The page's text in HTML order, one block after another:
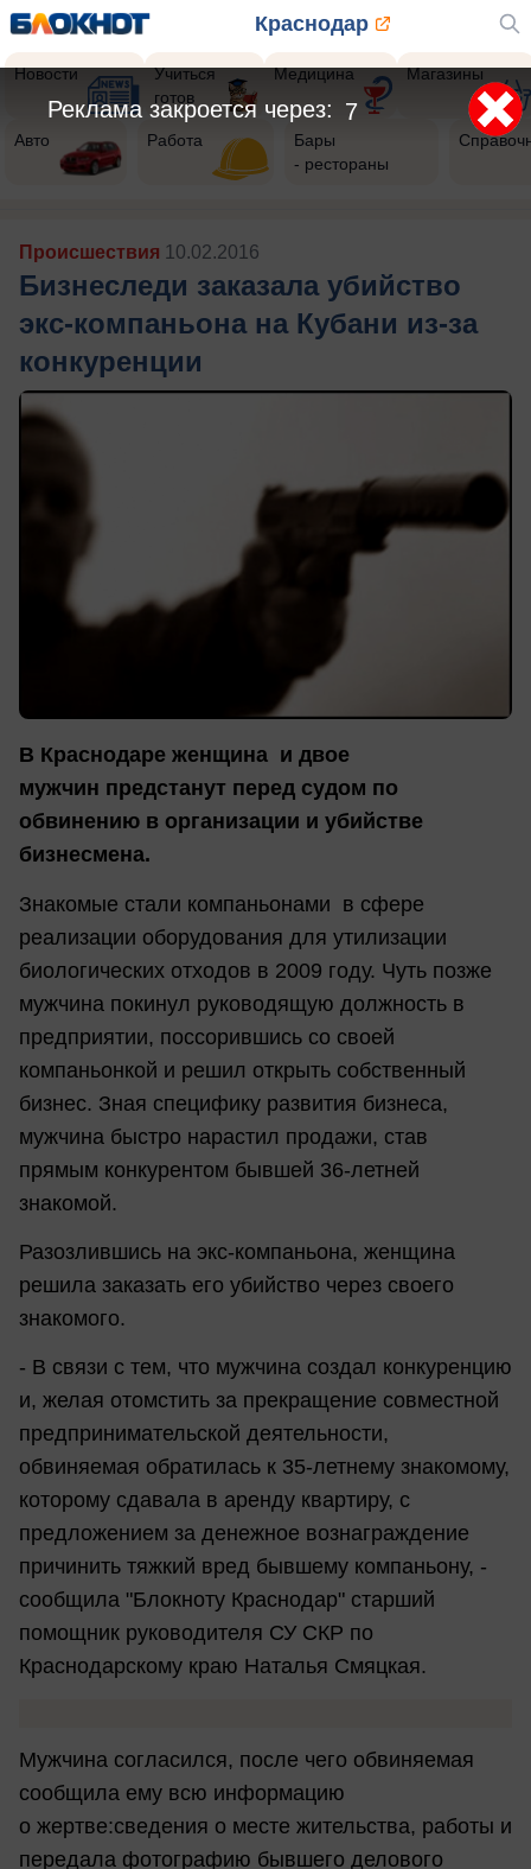
Краснодар
Новости
Учиться
готов
Медицина Магазины
Авто Работа
Бары
- рестораны
Происшествия 10.02.2016
Бизнеследи заказала убийство
экс-компаньона на Кубани из-за
конкуренции
В Краснодаре женщина и двое
мужчин предстанут перед судом по
обвинению в организации и убийстве
бизнесмена.
Знакомые стали компаньонами в сфере
реализации оборудования для утилизации
биологических отходов в 2009 году. Чуть позже
мужчина покинул руководящую должность в
предприятии, поссорившись со своей
компаньонкой и решил открыть собственный
бизнес. Зная специфику развития бизнеса,
мужчина быстро нарастил продажи, став
прямым конкурентом бывшей 36-летней
знакомой.
Разозлившись на экс-компаньона, женщина
решила заказать его убийство через своего
знакомого.
- В связи с тем, что мужчина создал конкуренцию
и, желая отомстить за прекращение совместной
предпринимательской деятельности,
обвиняемая обратилась к 35-летнему знакомому,
которому сдавала в аренду квартиру, с
предложением за денежное вознаграждение
причинить тяжкий вред бывшему компаньону, -
сообщила "Блокноту Краснодар" старший
помощник руководителя СУ СКР по
Краснодарскому краю Наталья Смяцкая.
Мужчина согласился, после чего обвиняемая
сообщила ему всю информацию
о жертве:сведения о месте жительства, работы и
передала фотографию бывшего делового
4
Реклама закроется через: